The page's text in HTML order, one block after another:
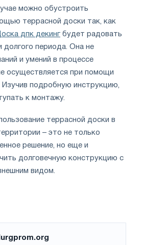
можно обустроить
террасной доски так, как
дпк декинг будет радовать
долгого периода. Она не
и умений в процессе
осуществляется при помощи
Изучив подробную инструкцию,
к монтажу.
террасной доски в
– это не только
решение, но еще и
долговечную конструкцию с
видом.